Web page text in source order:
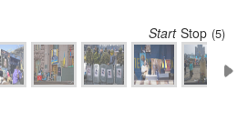
Start Stop (5)